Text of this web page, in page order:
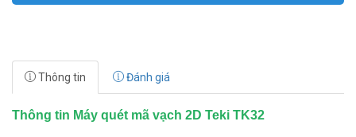
Thông tin Đánh giá
Thông tin Máy quét mã vạch 2D Teki TK32